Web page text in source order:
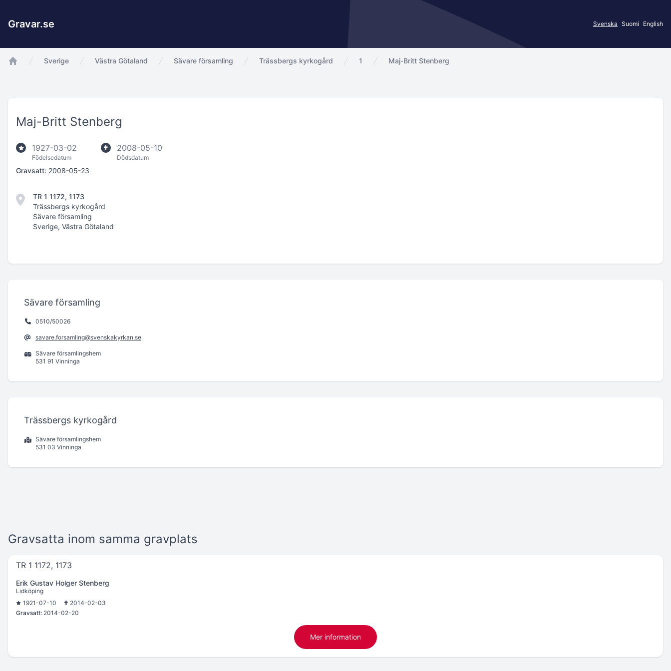
Gravar.se Svenska Suomi English
Sverige Västra Götaland Sävare församling Trässbergs kyrkogård 1 Maj-Britt Stenberg
Maj-Britt Stenberg
1927-03-02
Födelsedatum
2008-05-10
Dödsdatum
Gravsatt: 2008-05-23
TR 1 1172, 1173
Trässbergs kyrkogård
Sävare församling
Sverige, Västra Götaland
Sävare församling
0510/50026
savare.forsamling@svenskakyrkan.se
Sävare församlingshem
531 91 Vinninga
Trässbergs kyrkogård
Sävare församlingshem
531 03 Vinninga
Gravsatta inom samma gravplats
TR 1 1172, 1173
Erik Gustav Holger Stenberg
Lidköping
1921-07-10
2014-02-03
Gravsatt: 2014-02-20
Mer information